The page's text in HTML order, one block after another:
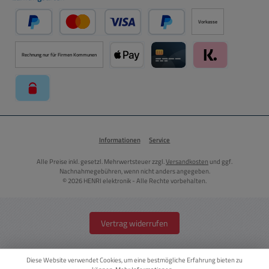
PayPal Kredit- oder Debitkarte über PayPal
Später Bezahlen über PayPal
Vorkasse
Rechnung nur für Firmen Kommunen
Informationen Service
Alle Preise inkl. gesetzl. Mehrwertsteuer zzgl.Versandkosten und ggf.
Nachnahmegebühren, wenn nicht anders angegeben.
© 2026 HENRI elektronik - Alle Rechte vorbehalten.
Vertrag widerrufen
Diese Website verwendet Cookies, um eine bestmögliche Erfahrung bieten zu